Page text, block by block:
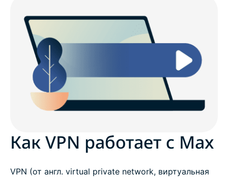
Как VPN работает с Max
VPN (от англ. virtual private network, виртуальная